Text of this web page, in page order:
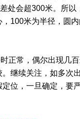
处会超300米。所以
100米为半径，圆
常，偶尔出现几百
。继续关注，如多次
位，一旦确定，要